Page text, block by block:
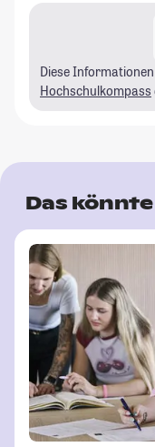
Diese
Hochschulkompass
Das